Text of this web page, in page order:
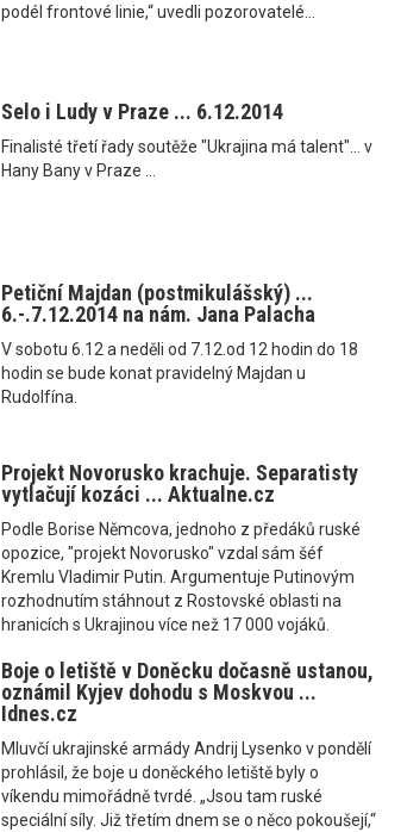
podél frontové linie,“ uvedli pozorovatelé...
Selo i Ludy v Praze ... 6.12.2014
Finalisté třetí řady soutěže "Ukrajina má talent"... v
Hany Bany v Praze ...
Petiční Majdan (postmikulášský) ...
6.-.7.12.2014 na nám. Jana Palacha
V sobotu 6.12 a neděli od 7.12.od 12 hodin do 18
hodin se bude konat pravidelný Majdan u
Rudolfína.
Projekt Novorusko krachuje. Separatisty
vytlačují kozáci ... Aktualne.cz
Podle Borise Němcova, jednoho z předáků ruské
opozice, "projekt Novorusko" vzdal sám šéf
Kremlu Vladimir Putin. Argumentuje Putinovým
rozhodnutím stáhnout z Rostovské oblasti na
hranicích s Ukrajinou více než 17 000 vojáků.
Boje o letiště v Doněcku dočasně ustanou,
oznámil Kyjev dohodu s Moskvou ...
Idnes.cz
Mluvčí ukrajinské armády Andrij Lysenko v pondělí
prohlásil, že boje u doněckého letiště byly o
víkendu mimořádně tvrdé. „Jsou tam ruské
speciální síly. Již třetím dnem se o něco pokoušejí,“